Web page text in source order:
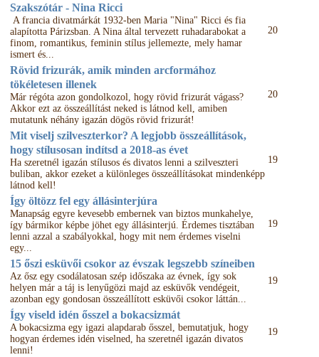
Szakszótár - Nina Ricci
A francia divatmárkát 1932-ben Maria "Nina" Ricci és fia
alapította Párizsban. A Nina által tervezett ruhadarabokat a
finom, romantikus, feminin stílus jellemezte, mely hamar
ismert és...
20
Rövid frizurák, amik minden arcformához
tökéletesen illenek
Már régóta azon gondolkozol, hogy rövid frizurát vágass?
Akkor ezt az összeállítást neked is látnod kell, amiben
mutatunk néhány igazán dögös rövid frizurát!
20
Mit viselj szilveszterkor? A legjobb összeállítások,
hogy stílusosan indítsd a 2018-as évet
Ha szeretnél igazán stílusos és divatos lenni a szilveszteri
buliban, akkor ezeket a különleges összeállításokat mindenképp
látnod kell!
19
Így öltözz fel egy állásinterjúra
Manapság egyre kevesebb embernek van biztos munkahelye,
így bármikor képbe jöhet egy állásinterjú. Érdemes tisztában
lenni azzal a szabályokkal, hogy mit nem érdemes viselni
egy...
19
15 őszi esküvői csokor az évszak legszebb színeiben
Az ősz egy csodálatosan szép időszaka az évnek, így sok
helyen már a táj is lenyűgözi majd az esküvők vendégeit,
azonban egy gondosan összeállított esküvői csokor láttán...
19
Így viseld idén ősszel a bokacsizmát
A bokacsizma egy igazi alapdarab ősszel, bemutatjuk, hogy
hogyan érdemes idén viselned, ha szeretnél igazán divatos
lenni!
19